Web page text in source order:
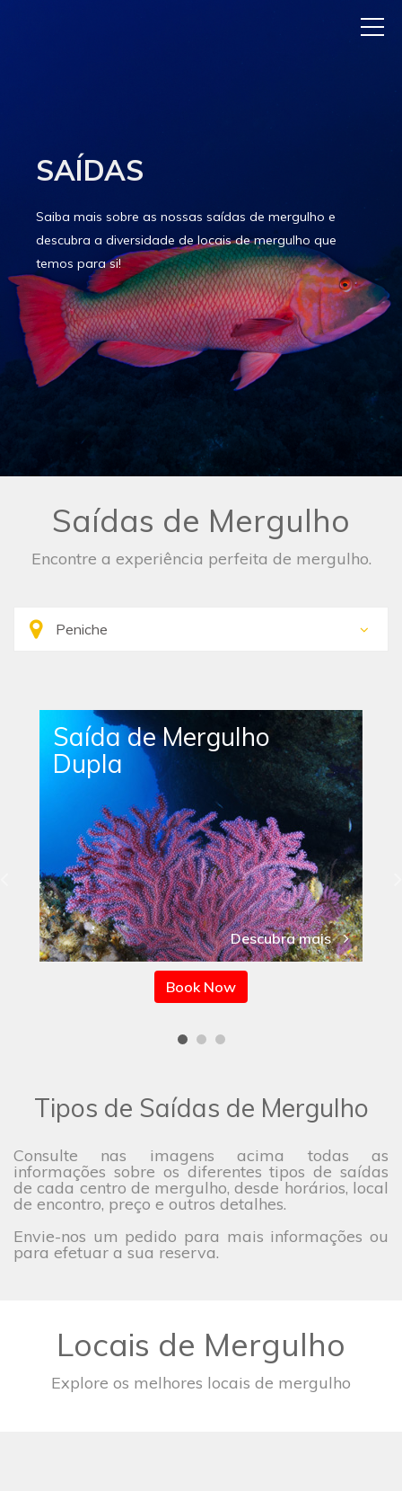
SAÍDAS
Saiba mais sobre as nossas saídas de mergulho e
descubra a diversidade de locais de mergulho que
temos para si!
Saídas de Mergulho
Encontre a experiência perfeita de mergulho.
Saída de Mergulho
Dupla
Descubra mais
Book Now
Tipos de Saídas de Mergulho
Consulte nas imagens acima todas as
informações sobre os diferentes tipos de saídas
de cada centro de mergulho, desde horários, local
de encontro, preço e outros detalhes.
Envie-nos um pedido para mais informações ou
para efetuar a sua reserva.
Locais de Mergulho
Explore os melhores locais de mergulho